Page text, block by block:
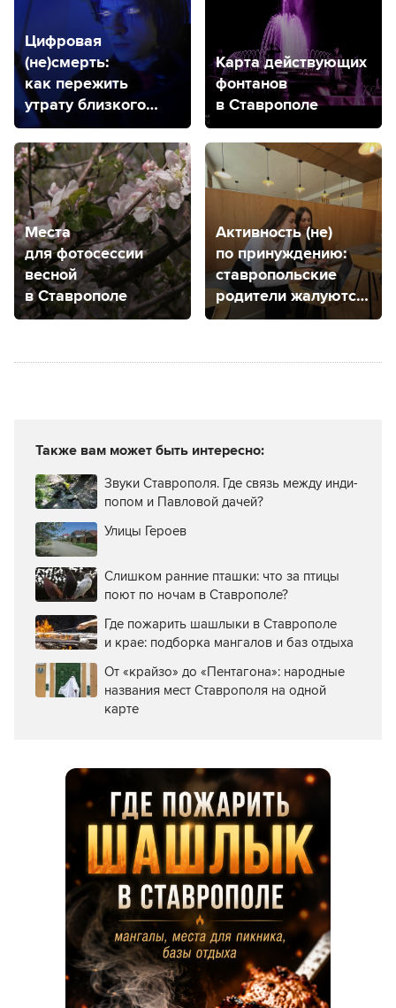
Цифровая
(не)смерть:
как пережить
утрату близкого
человека
нестандартным
способом
Карта действующих
фонтанов
в Ставрополе
Места
для фотосессии
весной
в Ставрополе
Активность (не)
по принуждению:
ставропольские
родители жалуются
на школьные чаты
Также вам может быть интересно:
Звуки Ставрополя. Где связь между инди-
попом и Павловой дачей?
Улицы Героев
Слишком ранние пташки: что за птицы
поют по ночам в Ставрополе?
Где пожарить шашлыки в Ставрополе
и крае: подборка мангалов и баз отдыха
От «крайзо» до «Пентагона»: народные
названия мест Ставрополя на одной
карте